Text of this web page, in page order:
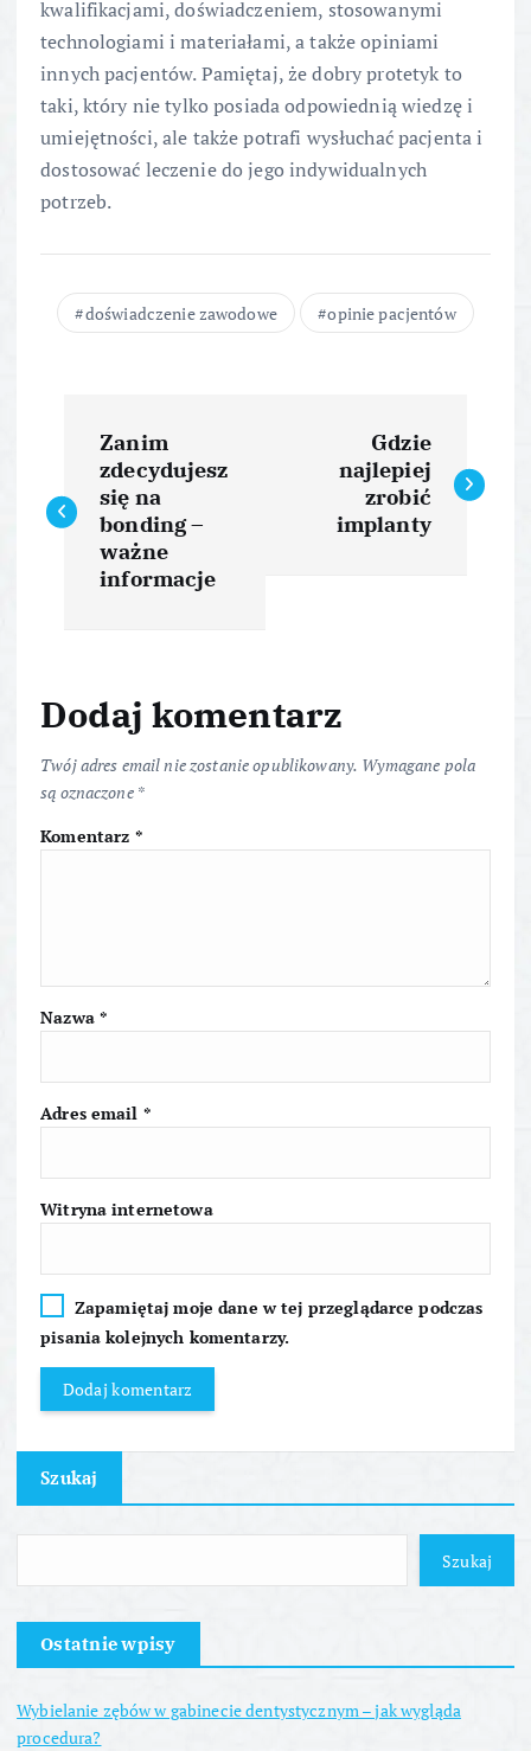
kwalifikacjami, doświadczeniem, stosowanymi
technologiami i materiałami, a także opiniami
innych pacjentów. Pamiętaj, że dobry protetyk to
taki, który nie tylko posiada odpowiednią wiedzę i
umiejętności, ale także potrafi wysłuchać pacjenta i
dostosować leczenie do jego indywidualnych
potrzeb.
doświadczenie zawodowe opinie pacjentów
a
w
a
c
j
p
s
u
Zanim
zdecydujesz
się na
bonding –
ważne
informacje
Gdzie
najlepiej
zrobić
implanty
Dodaj komentarz
Twój adres email nie zostanie opublikowany. Wymagane pola
są oznaczone *
Komentarz *
Nazwa *
Adres email *
Witryna internetowa
Zapamiętaj moje dane w tej przeglądarce podczas
pisania kolejnych komentarzy.
Szukaj
Szukaj
Ostatnie wpisy
Wybielanie zębów w gabinecie dentystycznym – jak wygląda
procedura?